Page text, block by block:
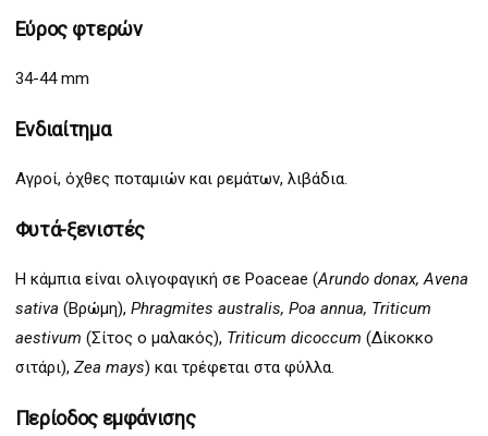
Εύρος φτερών
34-44 mm
Ενδιαίτημα
Αγροί, όχθες ποταμιών και ρεμάτων, λιβάδια.
Φυτά-ξενιστές
Η κάμπια είναι ολιγοφαγική σε Poaceae (Arundo donax, Avena
sativa (Βρώμη), Phragmites australis, Poa annua, Triticum
aestivum (Σίτος ο μαλακός), Triticum dicoccum (Δίκοκκο
σιτάρι), Zea mays) και τρέφεται στα φύλλα.
Περίοδος εμφάνισης